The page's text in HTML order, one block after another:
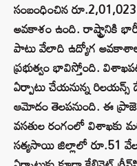
సంబంధించిన
అవకాశం ఉంది. రాష్ట్రానికి
పాటు వేలాది ఉద్యోగ
ప్రభుత్వం భావిస్తోంది.
ఏర్పాటు చేయనున్న రిలయన్స్
ఆమోదం తెలపనుంది. ఈ
వసతుల రంగంలో విశాఖకు
సత్యసాయి జిల్లాలో రూ.51